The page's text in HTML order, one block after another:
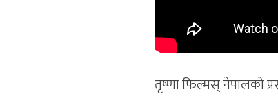
तृष्णा फिल्मस् नेपालको